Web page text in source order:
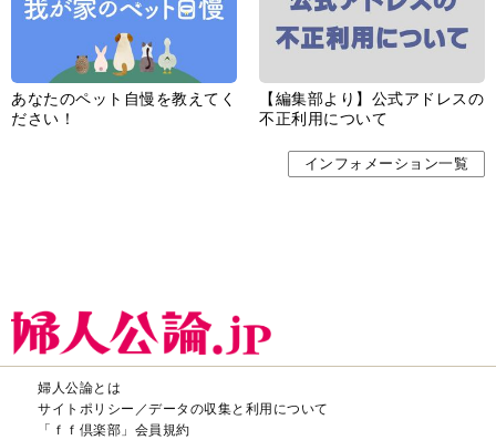
あなたのペット自慢を教えてく
ださい！
【編集部より】公式アドレスの
不正利用について
インフォメーション一覧
婦人公論とは
サイトポリシー／データの収集と利用について
「ｆｆ倶楽部」会員規約